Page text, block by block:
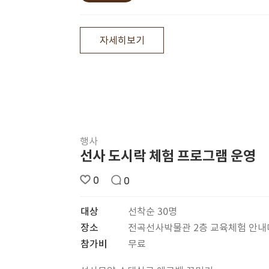
자세히보기
행사
선사 도시락 체험 프로그램 운영
0 0
대상
선착순 30명
장소
전곡선사박물관 2층 교육체험 안내
참가비
무료